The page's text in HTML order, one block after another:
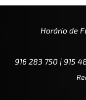
Horário de
916 283 750 | 915